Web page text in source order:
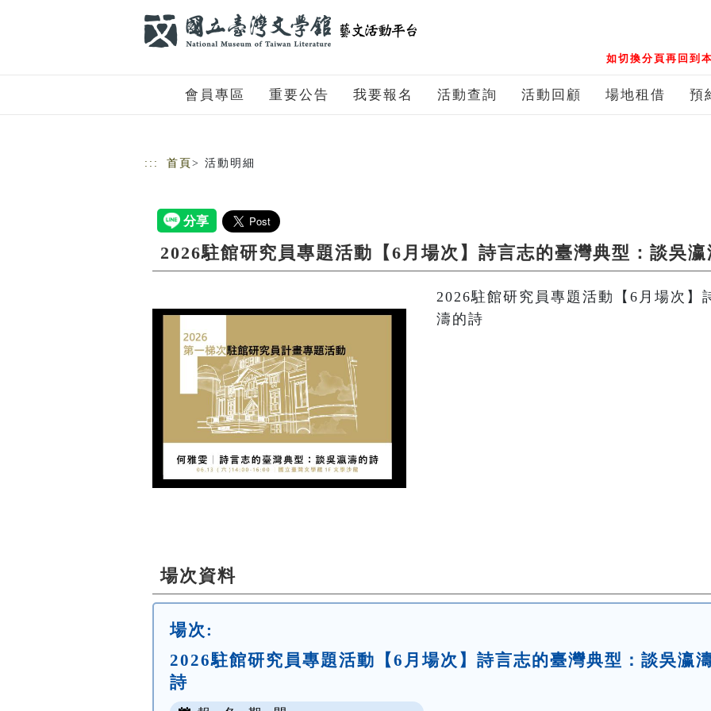
如切換分頁再回到
會員專區 重要公告 我要報名 活動查詢 活動回顧 場地租借 預
::: 首頁 > 活動明細
2026駐館研究員專題活動【6月場次】詩言志的臺灣典型：談吳
2026駐館研究員專題活動【6月場次】
濤的詩
場次資料
場次:
2026駐館研究員專題活動【6月場次】詩言志的臺灣典型：談吳瀛
詩